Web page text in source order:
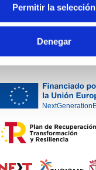
Permitir la selección
Denegar